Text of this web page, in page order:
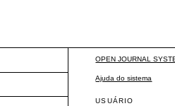
OPEN JOURNAL
Ajuda do sistema
USUÁRIO